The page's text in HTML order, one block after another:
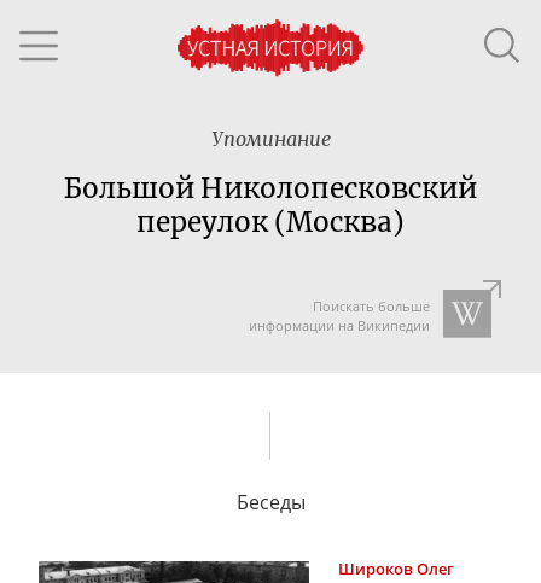
Упоминание
Большой Николопесковский
переулок (Москва)
Поискать больше
информации на Википедии
Беседы
ШироковОлег